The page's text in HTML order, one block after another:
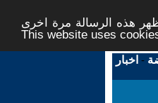
هذه الرسالة مرة اخرى -
This website uses
- اخبار